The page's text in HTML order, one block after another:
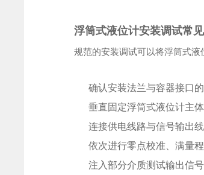
浮筒式液位计安装调试常
规范的安装调试可以将浮筒式液
确认安装法兰与容器接口
垂直固定浮筒式液位计主
连接供电线路与信号输出
依次进行零点校准、满量
注入部分介质测试输出信